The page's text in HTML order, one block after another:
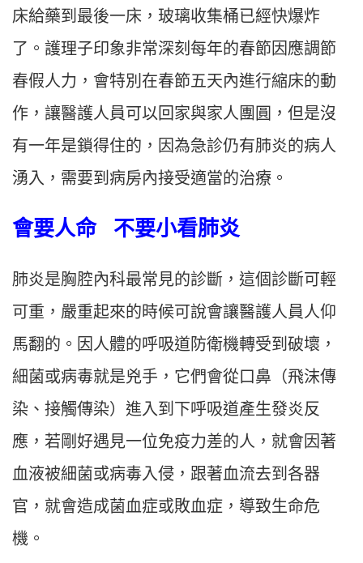
床給藥到最後一床，玻璃收集桶已經快爆炸
了。護理子印象非常深刻每年的春節因應調節
春假人力，會特別在春節五天內進行縮床的動
作，讓醫護人員可以回家與家人團圓，但是沒
有一年是鎖得住的，因為急診仍有肺炎的病人
湧入，需要到病房內接受適當的治療。
會要人命 不要小看肺炎
肺炎是胸腔內科最常見的診斷，這個診斷可輕
可重，嚴重起來的時候可說會讓醫護人員人仰
馬翻的。因人體的呼吸道防衛機轉受到破壞，
細菌或病毒就是兇手，它們會從口鼻（飛沫傳
染、接觸傳染）進入到下呼吸道產生發炎反
應，若剛好遇見一位免疫力差的人，就會因著
血液被細菌或病毒入侵，跟著血流去到各器
官，就會造成菌血症或敗血症，導致生命危
機。